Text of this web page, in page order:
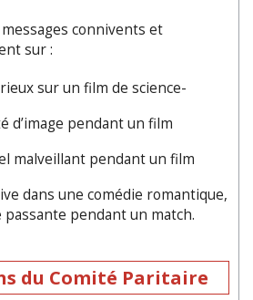
connivents et
sur :
sur un film de science-
d’image pendant un film
malveillant pendant un film
dans une comédie romantique,
pendant un match.
du Comité Paritaire